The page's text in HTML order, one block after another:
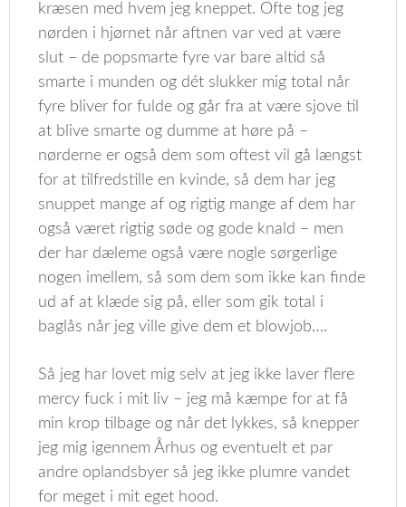
kræsen med hvem jeg kneppet. Ofte tog jeg
nørden i hjørnet når aftnen var ved at være
slut – de popsmarte fyre var bare altid så
smarte i munden og dét slukker mig total når
fyre bliver for fulde og går fra at være sjove til
at blive smarte og dumme at høre på –
nørderne er også dem som oftest vil gå længst
for at tilfredstille en kvinde, så dem har jeg
snuppet mange af og rigtig mange af dem har
også været rigtig søde og gode knald – men
der har dæleme også være nogle sørgerlige
nogen imellem, så som dem som ikke kan finde
ud af at klæde sig på, eller som gik total i
baglås når jeg ville give dem et blowjob….
Så jeg har lovet mig selv at jeg ikke laver flere
mercy fuck i mit liv – jeg må kæmpe for at få
min krop tilbage og når det lykkes, så knepper
jeg mig igennem Århus og eventuelt et par
andre oplandsbyer så jeg ikke plumre vandet
for meget i mit eget hood.